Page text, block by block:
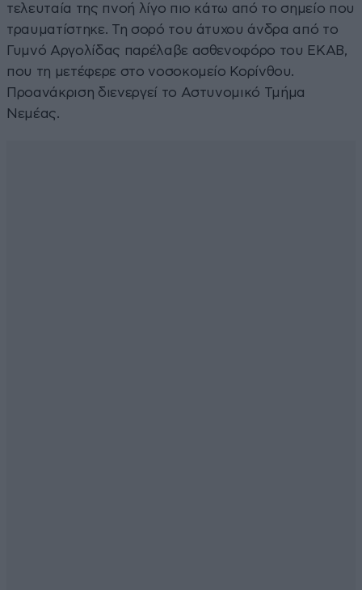
τελευταία της πνοή λίγο πιο κάτω από το σημείο που
τραυματίστηκε. Τη σορό του άτυχου άνδρα από το
Γυμνό Αργολίδας παρέλαβε ασθενοφόρο του ΕΚΑΒ,
που τη μετέφερε στο νοσοκομείο Κορίνθου.
Προανάκριση διενεργεί το Αστυνομικό Τμήμα
Νεμέας.